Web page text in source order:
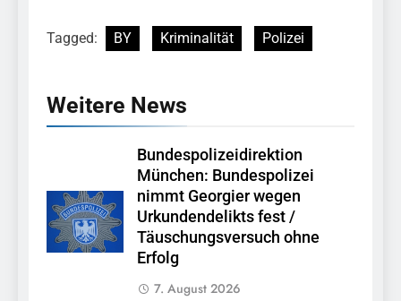
Tagged: BY Kriminalität Polizei
Weitere News
Bundespolizeidirektion
München: Bundespolizei
nimmt Georgier wegen
Urkundendelikts fest /
Täuschungsversuch ohne
Erfolg
7. August 2026